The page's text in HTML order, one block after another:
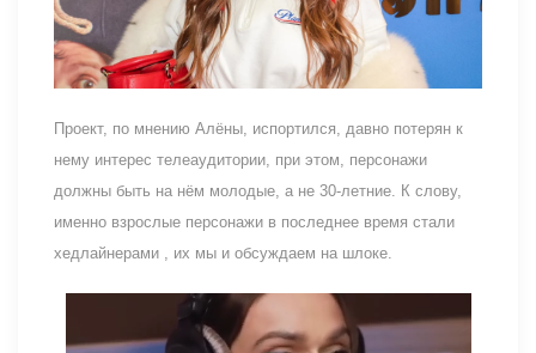
Проект, по мнению Алёны, испортился, давно потерян к
нему интерес телеаудитории, при этом, персонажи
должны быть на нём молодые, а не 30-летние. К слову,
именно взрослые персонажи в последнее время стали
хедлайнерами , их мы и обсуждаем на шлоке.